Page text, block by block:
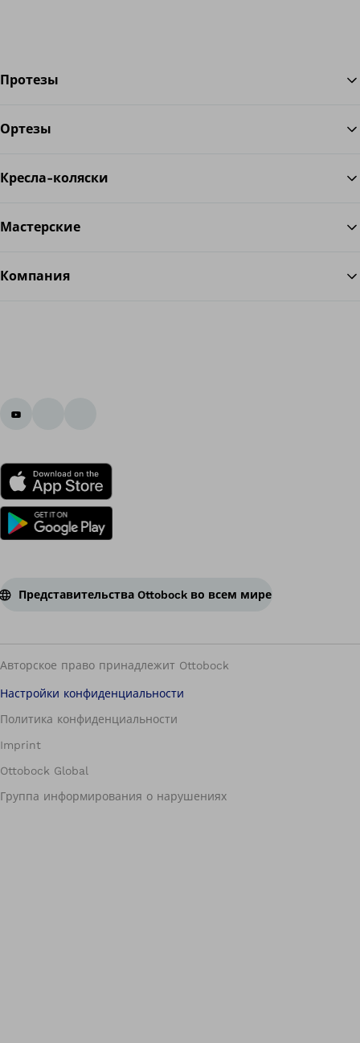
Протезы
Ортезы
Кресла-коляски
Мастерские
Компания
Представительства Ottobock во всем мире
Авторское право принадлежит Ottobock
Настройки конфиденциальности
Политика конфиденциальности
Imprint
Ottobock Global
Группа информирования о нарушениях